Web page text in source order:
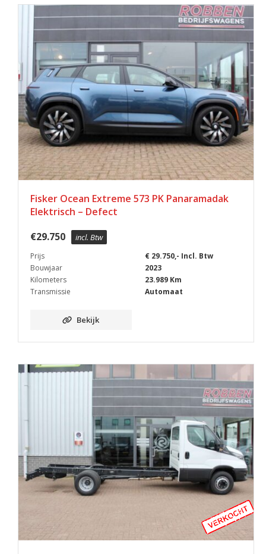
Fisker Ocean Extreme 573 PK Panaramadak
Elektrisch – Defect
€29.750 incl. Btw
Prijs
€ 29.750,- Incl. Btw
Bouwjaar
2023
Kilometers
23.989 Km
Transmissie
Automaat
Bekijk